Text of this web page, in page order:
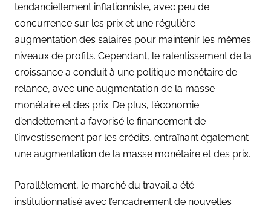
tendanciellement inflationniste, avec peu de
concurrence sur les prix et une régulière
augmentation des salaires pour maintenir les mêmes
niveaux de profits. Cependant, le ralentissement de la
croissance a conduit à une politique monétaire de
relance, avec une augmentation de la masse
monétaire et des prix. De plus, l’économie
d’endettement a favorisé le financement de
l’investissement par les crédits, entraînant également
une augmentation de la masse monétaire et des prix.
Parallèlement, le marché du travail a été
institutionnalisé avec l’encadrement de nouvelles